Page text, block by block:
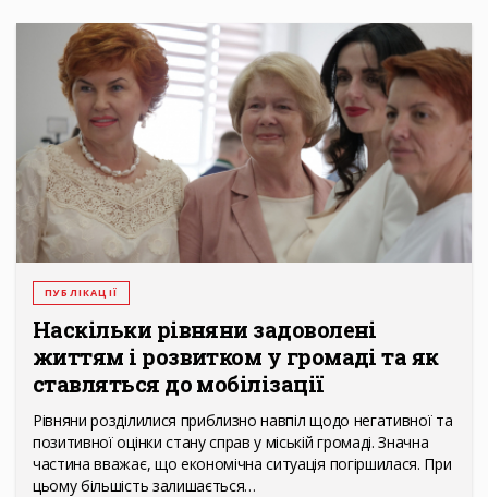
ПУБЛІКАЦІЇ
Наскільки рівняни задоволені
життям і розвитком у громаді та як
ставляться до мобілізації
Рівняни розділилися приблизно навпіл щодо негативної та
позитивної оцінки стану справ у міській громаді. Значна
частина вважає, що економічна ситуація погіршилася. При
цьому більшість залишається…